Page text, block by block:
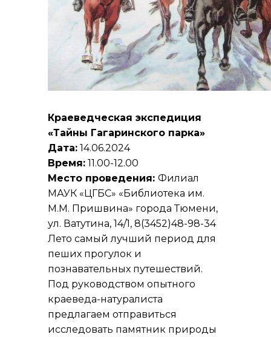
Краеведческая экспедиция
«Тайны Гагаринского парка»
Дата: 14.06.2024
Время: 11.00-12.00
Место проведения: Филиал
МАУК «ЦГБС» «Библиотека им.
М.М. Пришвина» города Тюмени,
ул. Ватутина, 14/1, 8(3452)48-98-34
Лето самый лучший период для
пеших прогулок и
познавательных путешествий.
Под руководством опытного
краеведа-натуралиста
предлагаем отправиться
исследовать памятник природы